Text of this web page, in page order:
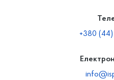
+380 (44)